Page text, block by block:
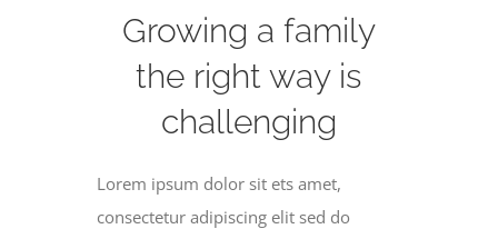
Growing a family
the right way is
challenging
Lorem ipsum dolor sit ets amet,
consectetur adipiscing elit sed do